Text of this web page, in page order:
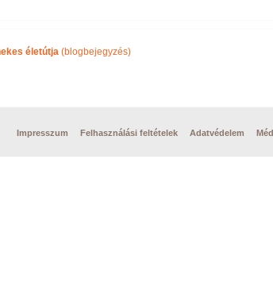
életútja(blogbejegyzés)
Impresszum Felhasználási feltételek Adatvédelem